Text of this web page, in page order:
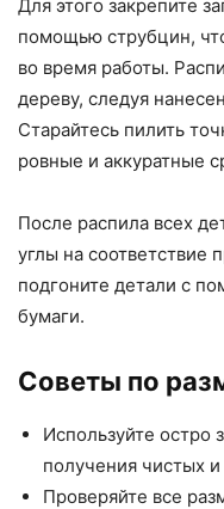
Для этого закрепите
помощью струбцин,
во время работы.
дереву, следуя
Старайтесь пилить
ровные и аккуратные
После распила всех
углы на соответствие
подгоните детали с
бумаги.
Советы по
Используйте остро
получения чистых
Проверяйте все